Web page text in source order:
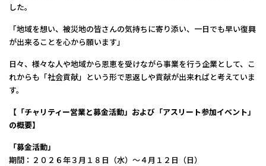
した。
「地域を想い、被災地の皆さんの気持ちに寄り添い、一日でも早い復興
が出来ることを心から願います」
日々、様々な人や地域から恩恵を受けながら事業を行う企業として、こ
れからも「社会貢献」という形で恩返しや貢献が出来ればと考えていま
す。
【「チャリティー営業と募金活動」および「アスリート参加イベント」
の概要】
「募金活動」
期間：２０２６年３月１８日（水）～４月１２日（日）